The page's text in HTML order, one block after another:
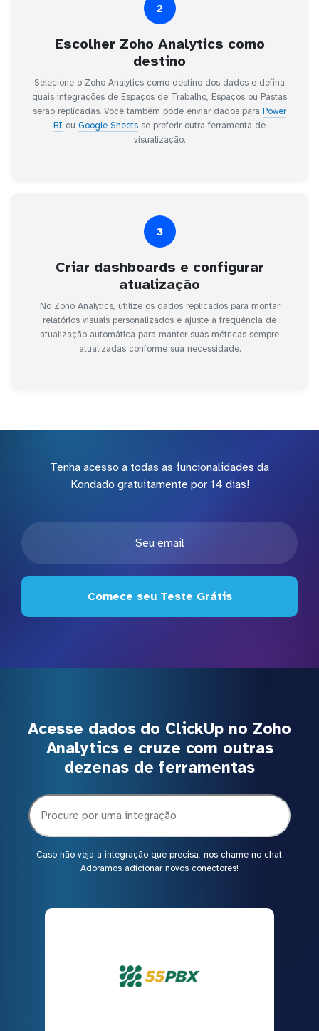
2
Escolher Zoho Analytics como
destino
Selecione o Zoho Analytics como destino dos dados e defina
quais integrações de Espaços de Trabalho, Espaços ou Pastas
serão replicadas. Você também pode enviar dados para Power
BI ou Google Sheets se preferir outra ferramenta de
visualização.
3
Criar dashboards e configurar
atualização
No Zoho Analytics, utilize os dados replicados para montar
relatórios visuais personalizados e ajuste a frequência de
atualização automática para manter suas métricas sempre
atualizadas conforme sua necessidade.
Tenha acesso a todas as funcionalidades da
Kondado gratuitamente por 14 dias!
Comece seu Teste Grátis
Acesse dados do ClickUp no Zoho
Analytics e cruze com outras
dezenas de ferramentas
Caso não veja a integração que precisa, nos chame no chat.
Adoramos adicionar novos conectores!